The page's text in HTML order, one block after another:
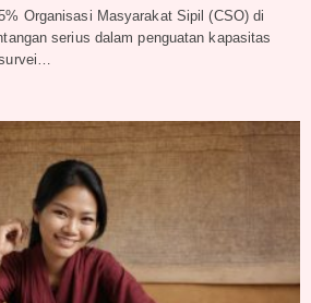
Organisasi Masyarakat Sipil (CSO) di
serius dalam penguatan kapasitas